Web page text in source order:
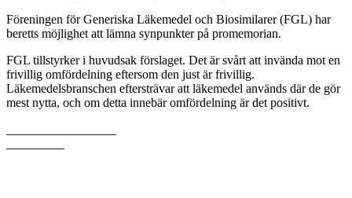
Föreningen för Generiska Läkemedel och Biosimilarer (FGL) har
beretts möjlighet att lämna synpunkter på promemorian.
FGL tillstyrker i huvudsak förslaget. Det är svårt att invända mot en
frivillig omfördelning eftersom den just är frivillig.
Läkemedelsbranschen eftersträvar att läkemedel används där de gör
mest nytta, och om detta innebär omfördelning är det positivt.